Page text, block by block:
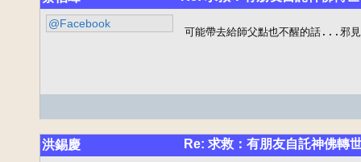
@Facebook
可能帶去給師父點也不醒的話...邪
洪錫慶 Re: 求救：有朋友自託神佛轉